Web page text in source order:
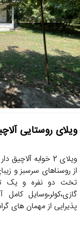
ویلای روستایی
از روسناهای سرسبز و
تخت دو نفره و یک تخت
گازی،کولر،وسایل
پذیرایی از مهمان های